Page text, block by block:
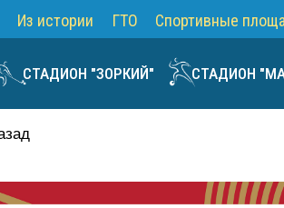
СТАДИОН "ЗОРКИЙ" СТАДИОН
Из истории ГТО Спортивные